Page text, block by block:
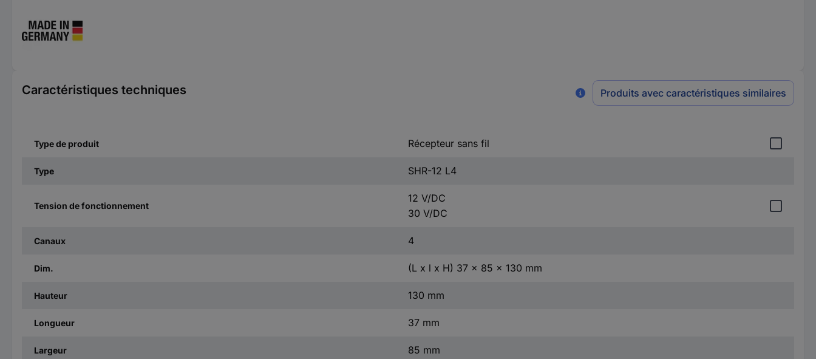
Caractéristiques techniques Produits avec caractéristiques similaires
Type de produit Récepteur sans fil
Type SHR-12 L4
Tension de fonctionnement
12 V/DC
30 V/DC
Canaux 4
Dim. (L x l x H) 37 x 85 x 130 mm
Hauteur 130 mm
Longueur 37 mm
Largeur 85 mm